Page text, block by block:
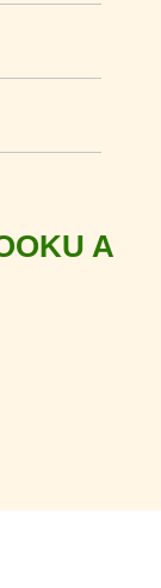
A